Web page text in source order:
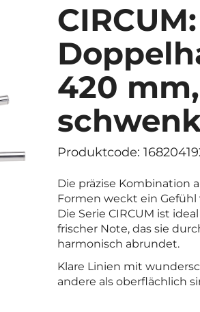
CIRCUM:
420 mm,
Produktcode:
Die präzise Kombination
Formen weckt ein
Die Serie CIRCUM ist
frischer Note, das sie
harmonisch abrundet.
Klare Linien mit
andere als oberflächlich